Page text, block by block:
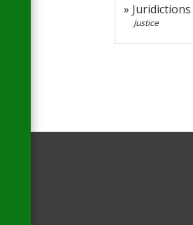
Juridictions
Justice